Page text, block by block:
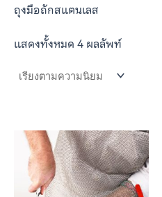
ถุงมือถักสแตนเลส
แสดงทั้งหมด 4 ผลลัพท์